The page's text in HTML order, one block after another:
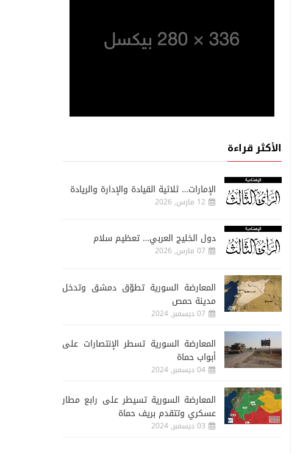
الأكثر قراءة
الإمارات… ثلاثية القيادة والإدارة والريادة
12 مارس, 2026
دول الخليج العربي… تعظيم سلام
07 مارس, 2026
المعارضة السورية تطوّق دمشق وتدخل
مدينة حمص
07 ديسمبر, 2024
المعارضة السورية تسطر الإنتصارات على
أبواب حماة
04 ديسمبر, 2024
المعارضة السورية تسيطر على رابع مطار
عسكري وتتقدم بريف حماة
03 ديسمبر, 2024